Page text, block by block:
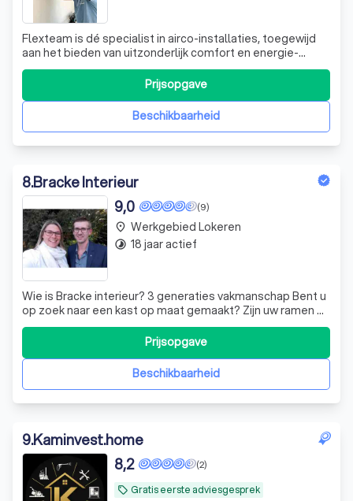
Flexteam is dé specialist in airco-installaties, toegewijd
aan het bieden van uitzonderlijk comfort en energie-
efficiënte oplossingen voor zowel particuliere als
zakelijke klanten. Met jarenlange ervaring en een passie
voor perfectie, garanderen wij hoogwaardige installaties
die naadloos aansluitenBeschikbaarheid
Prijsopgave
8.Bracke Interieur
(9)
9,0
Wie is Bracke interieur? 3 generaties vakmanschap Bent u
op zoek naar een kast op maat gemaakt? Zijn uw ramen of
deuren nodig aan vervanging toe? Wenst u een nieuwe
trap of wilt u een zolderkamer renoveren met gyproc,
laminaat en kasten onder het schuine dak? Voor dat en
nog veel meer kunt u bij BBeschikbaarheid
Prijsopgave
place Werkgebied Lokeren
timelapse 18 jaar actief
9.Kaminvest.home
local_offer Gratis eerste adviesgesprek
(2)
8,2